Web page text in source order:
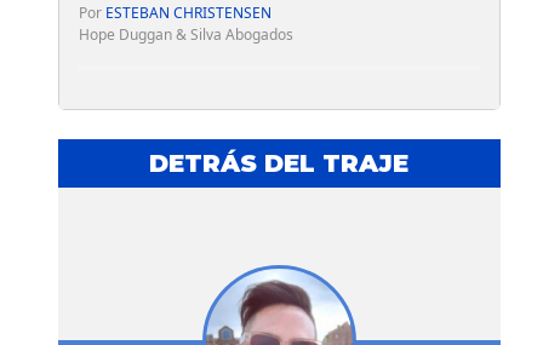
Por ESTEBAN CHRISTENSEN
Hope Duggan & Silva Abogados
DETRÁS DEL TRAJE